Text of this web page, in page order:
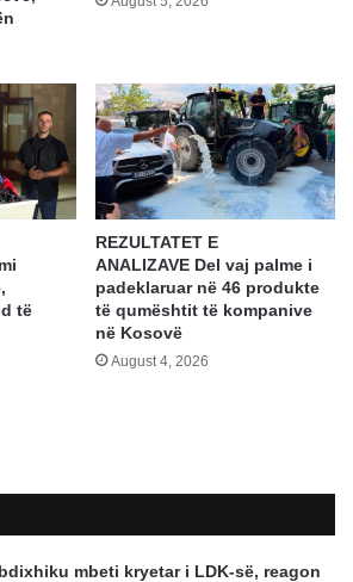
të
REZULTATET E
ANALIZAVE Del vaj palme i
padeklaruar në 46 produkte
të qumështit të kompanive
në Kosovë
August 4, 2026
mbeti kryetar i LDK-së, reagon